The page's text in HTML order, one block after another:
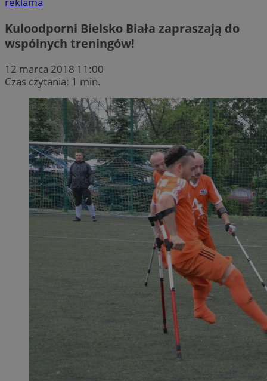
Kuloodporni Bielsko Biała zapraszają do
wspólnych treningów!
12 marca 2018 11:00
Czas czytania: 1 min.